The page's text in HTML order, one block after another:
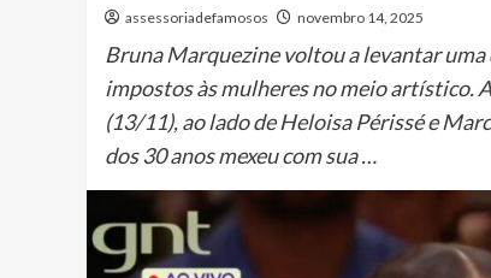
assessoriadefamosos novembro 14, 2025
Bruna Marquezine voltou a levantar
impostos às mulheres no meio artístico.
(13/11), ao lado de Heloisa Périssé e
dos 30 anos mexeu com sua …